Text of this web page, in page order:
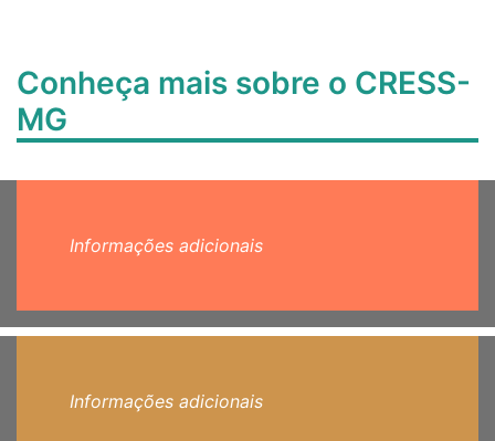
Conheça mais sobre o CRESS-
MG
Informações adicionais
Informações adicionais